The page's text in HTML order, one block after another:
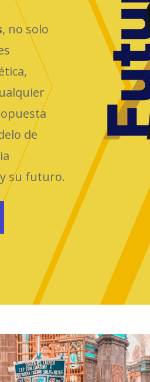
, no solo
de
su futuro.